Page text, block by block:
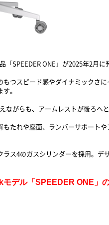
SPEEDER ONE」が2025年2月
もつスピード感やダイナミック
。
ながらも、アームレストが後ろへ
たれや座面、ランバーサポート
ス4のガスシリンダーを採用。デ
デル「SPEEDER ONE」